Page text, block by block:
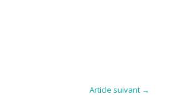
Article suivant →